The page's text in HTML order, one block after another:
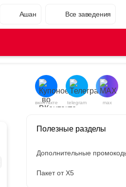
Ашан Все заведения
вконтакте telegram max
Полезные разделы
Дополнительные
Пакет от X5